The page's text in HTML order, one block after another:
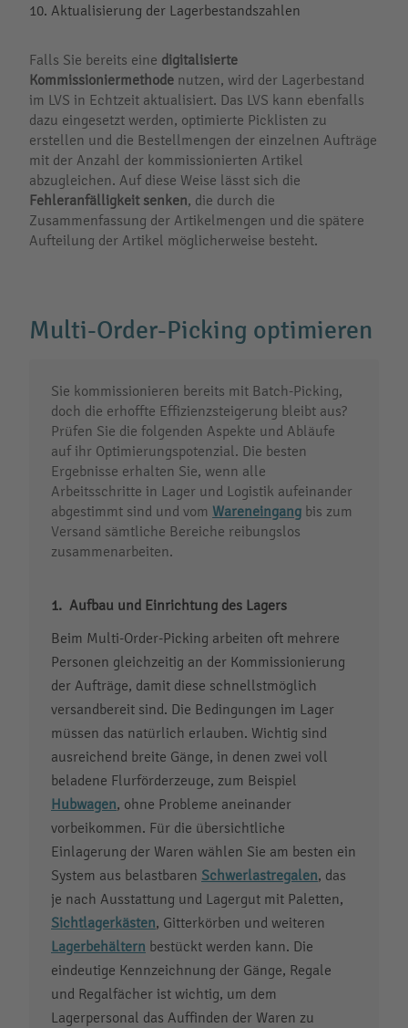
Aktualisierung der Lagerbestandszahlen
Falls Sie bereits eine digitalisierte
Kommissioniermethode nutzen, wird der Lagerbestand
im LVS in Echtzeit aktualisiert. Das LVS kann ebenfalls
dazu eingesetzt werden, optimierte Picklisten zu
erstellen und die Bestellmengen der einzelnen Aufträge
mit der Anzahl der kommissionierten Artikel
abzugleichen. Auf diese Weise lässt sich die
Fehleranfälligkeit senken, die durch die
Zusammenfassung der Artikelmengen und die spätere
Aufteilung der Artikel möglicherweise besteht.
Multi-Order-Picking optimieren
Sie kommissionieren bereits mit Batch-Picking,
doch die erhoffte Effizienzsteigerung bleibt aus?
Prüfen Sie die folgenden Aspekte und Abläufe
auf ihr Optimierungspotenzial. Die besten
Ergebnisse erhalten Sie, wenn alle
Arbeitsschritte in Lager und Logistik aufeinander
abgestimmt sind und vom Wareneingang bis zum
Versand sämtliche Bereiche reibungslos
zusammenarbeiten.
Aufbau und Einrichtung des Lagers
Beim Multi-Order-Picking arbeiten oft mehrere
Personen gleichzeitig an der Kommissionierung
der Aufträge, damit diese schnellstmöglich
versandbereit sind. Die Bedingungen im Lager
müssen das natürlich erlauben. Wichtig sind
ausreichend breite Gänge, in denen zwei voll
beladene Flurförderzeuge, zum Beispiel
Hubwagen, ohne Probleme aneinander
vorbeikommen. Für die übersichtliche
Einlagerung der Waren wählen Sie am besten ein
System aus belastbaren Schwerlastregalen, das
je nach Ausstattung und Lagergut mit Paletten,
Sichtlagerkästen, Gitterkörben und weiteren
Lagerbehältern bestückt werden kann. Die
eindeutige Kennzeichnung der Gänge, Regale
und Regalfächer ist wichtig, um dem
Lagerpersonal das Auffinden der Waren zu